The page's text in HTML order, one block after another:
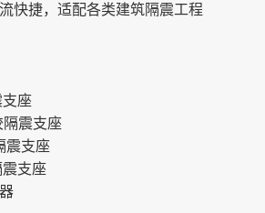
快捷，适配各类建筑隔震工程
支座
隔震支座
震支座
震支座